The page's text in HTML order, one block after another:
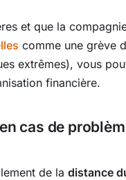
et que la
comme une grève
extrêmes), vous
financière.
cas de
de la distance